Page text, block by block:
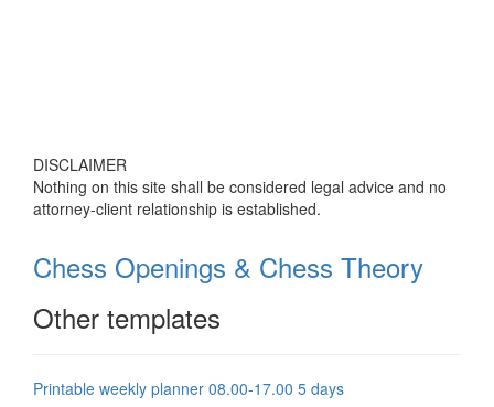
DISCLAIMER
Nothing on this site shall be considered legal advice and no
attorney-client relationship is established.
Chess Openings & Chess Theory
Other templates
Printable weekly planner 08.00-17.00 5 days